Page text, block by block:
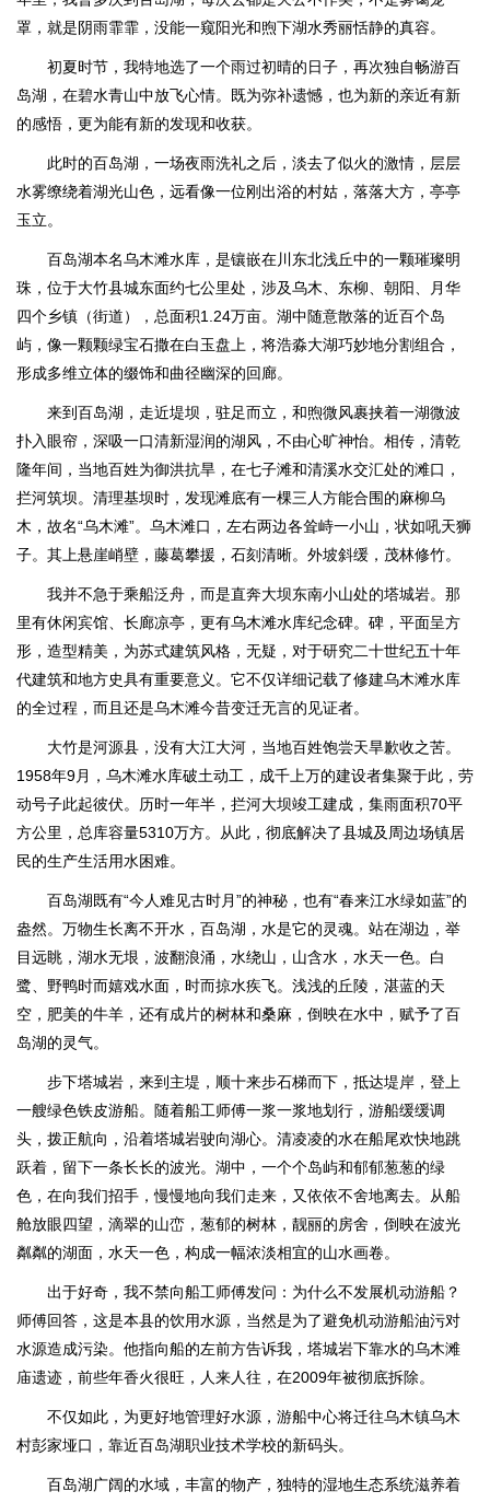
罩，就是阴雨霏霏，没能一窥阳光和煦下湖水秀丽恬静的真容。
初夏时节，我特地选了一个雨过初晴的日子，再次独自畅游百
岛湖，在碧水青山中放飞心情。既为弥补遗憾，也为新的亲近有新
的感悟，更为能有新的发现和收获。
此时的百岛湖，一场夜雨洗礼之后，淡去了似火的激情，层层
水雾缭绕着湖光山色，远看像一位刚出浴的村姑，落落大方，亭亭
玉立。
百岛湖本名乌木滩水库，是镶嵌在川东北浅丘中的一颗璀璨明
珠，位于大竹县城东面约七公里处，涉及乌木、东柳、朝阳、月华
四个乡镇（街道），总面积1.24万亩。湖中随意散落的近百个岛
屿，像一颗颗绿宝石撒在白玉盘上，将浩淼大湖巧妙地分割组合，
形成多维立体的缀饰和曲径幽深的回廊。
来到百岛湖，走近堤坝，驻足而立，和煦微风裹挟着一湖微波
扑入眼帘，深吸一口清新湿润的湖风，不由心旷神怡。相传，清乾
隆年间，当地百姓为御洪抗旱，在七子滩和清溪水交汇处的滩口，
拦河筑坝。清理基坝时，发现滩底有一棵三人方能合围的麻柳乌
木，故名“乌木滩”。乌木滩口，左右两边各耸峙一小山，状如吼天狮
子。其上悬崖峭壁，藤葛攀援，石刻清晰。外坡斜缓，茂林修竹。
我并不急于乘船泛舟，而是直奔大坝东南小山处的塔城岩。那
里有休闲宾馆、长廊凉亭，更有乌木滩水库纪念碑。碑，平面呈方
形，造型精美，为苏式建筑风格，无疑，对于研究二十世纪五十年
代建筑和地方史具有重要意义。它不仅详细记载了修建乌木滩水库
的全过程，而且还是乌木滩今昔变迁无言的见证者。
大竹是河源县，没有大江大河，当地百姓饱尝天旱歉收之苦。
1958年9月，乌木滩水库破土动工，成千上万的建设者集聚于此，劳
动号子此起彼伏。历时一年半，拦河大坝竣工建成，集雨面积70平
方公里，总库容量5310万方。从此，彻底解决了县城及周边场镇居
民的生产生活用水困难。
百岛湖既有“今人难见古时月”的神秘，也有“春来江水绿如蓝”的
盎然。万物生长离不开水，百岛湖，水是它的灵魂。站在湖边，举
目远眺，湖水无垠，波翻浪涌，水绕山，山含水，水天一色。白
鹭、野鸭时而嬉戏水面，时而掠水疾飞。浅浅的丘陵，湛蓝的天
空，肥美的牛羊，还有成片的树林和桑麻，倒映在水中，赋予了百
岛湖的灵气。
步下塔城岩，来到主堤，顺十来步石梯而下，抵达堤岸，登上
一艘绿色铁皮游船。随着船工师傅一浆一浆地划行，游船缓缓调
头，拨正航向，沿着塔城岩驶向湖心。清凌凌的水在船尾欢快地跳
跃着，留下一条长长的波光。湖中，一个个岛屿和郁郁葱葱的绿
色，在向我们招手，慢慢地向我们走来，又依依不舍地离去。从船
舱放眼四望，滴翠的山峦，葱郁的树林，靓丽的房舍，倒映在波光
粼粼的湖面，水天一色，构成一幅浓淡相宜的山水画卷。
出于好奇，我不禁向船工师傅发问：为什么不发展机动游船？
师傅回答，这是本县的饮用水源，当然是为了避免机动游船油污对
水源造成污染。他指向船的左前方告诉我，塔城岩下靠水的乌木滩
庙遗迹，前些年香火很旺，人来人往，在2009年被彻底拆除。
不仅如此，为更好地管理好水源，游船中心将迁往乌木镇乌木
村彭家垭口，靠近百岛湖职业技术学校的新码头。
百岛湖广阔的水域，丰富的物产，独特的湿地生态系统滋养着